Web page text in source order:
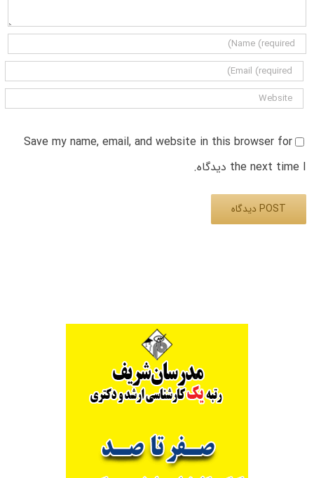
Save my name, email, and website in this browser for
the next time I دیدگاه.